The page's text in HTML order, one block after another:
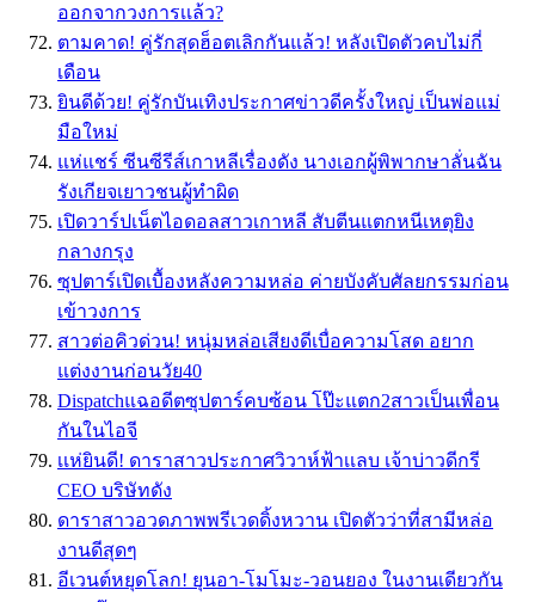
ออกจากวงการเเล้ว?
ตามคาด! คู่รักสุดฮ็อตเลิกกันแล้ว! หลังเปิดตัวคบไม่กี่
เดือน
ยินดีด้วย! คู่รักบันเทิงประกาศข่าวดีครั้งใหญ่ เป็นพ่อแม่
มือใหม่
แห่แชร์ ซีนซีรีส์เกาหลีเรื่องดัง นางเอกผู้พิพากษาลั่นฉัน
รังเกียจเยาวชนผู้ทำผิด
เปิดวาร์ปเน็ตไอดอลสาวเกาหลี สับตีนแตกหนีเหตุยิง
กลางกรุง
ซุปตาร์เปิดเบื้องหลังความหล่อ ค่ายบังคับศัลยกรรมก่อน
เข้าวงการ
สาวต่อคิวด่วน! หนุ่มหล่อเสียงดีเบื่อความโสด อยาก
แต่งงานก่อนวัย40
Dispatchแฉอดีตซุปตาร์คบซ้อน โป๊ะแตก2สาวเป็นเพื่อน
กันในไอจี
เเห่ยินดี! ดาราสาวประกาศวิวาห์ฟ้าเเลบ เจ้าบ่าวดีกรี
CEO บริษัทดัง
ดาราสาวอวดภาพพรีเวดดิ้งหวาน เปิดตัวว่าที่สามีหล่อ
งานดีสุดๆ
อีเวนต์หยุดโลก! ยุนอา-โมโมะ-วอนยอง ในงานเดียวกัน